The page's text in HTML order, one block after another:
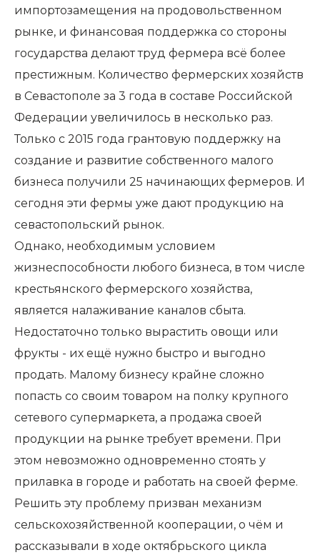
импортозамещения на продовольственном
рынке, и финансовая поддержка со стороны
государства делают труд фермера всё более
престижным. Количество фермерских хозяйств
в Севастополе за 3 года в составе Российской
Федерации увеличилось в несколько раз.
Только с 2015 года грантовую поддержку на
создание и развитие собственного малого
бизнеса получили 25 начинающих фермеров. И
сегодня эти фермы уже дают продукцию на
севастопольский рынок.
Однако, необходимым условием
жизнеспособности любого бизнеса, в том числе
крестьянского фермерского хозяйства,
является налаживание каналов сбыта.
Недостаточно только вырастить овощи или
фрукты - их ещё нужно быстро и выгодно
продать. Малому бизнесу крайне сложно
попасть со своим товаром на полку крупного
сетевого супермаркета, а продажа своей
продукции на рынке требует времени. При
этом невозможно одновременно стоять у
прилавка в городе и работать на своей ферме.
Решить эту проблему призван механизм
сельскохозяйственной кооперации, о чём и
рассказывали в ходе октябрьского цикла